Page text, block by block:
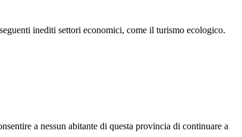
inediti settori economici, come il turismo ecologico.
a nessun abitante di questa provincia di continuare a